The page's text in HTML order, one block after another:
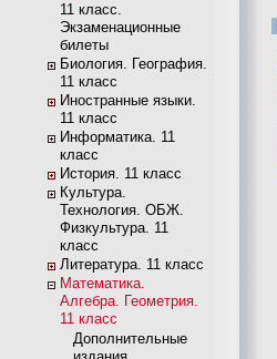
11 класс.
Экзаменационные
билеты
Биология. География.
11 класс
Иностранные языки.
11 класс
Информатика. 11
класс
История. 11 класс
Культура.
Технология. ОБЖ.
Физкультура. 11
класс
Литература. 11 класс
Математика.
Алгебра. Геометрия.
11 класс
Дополнительные